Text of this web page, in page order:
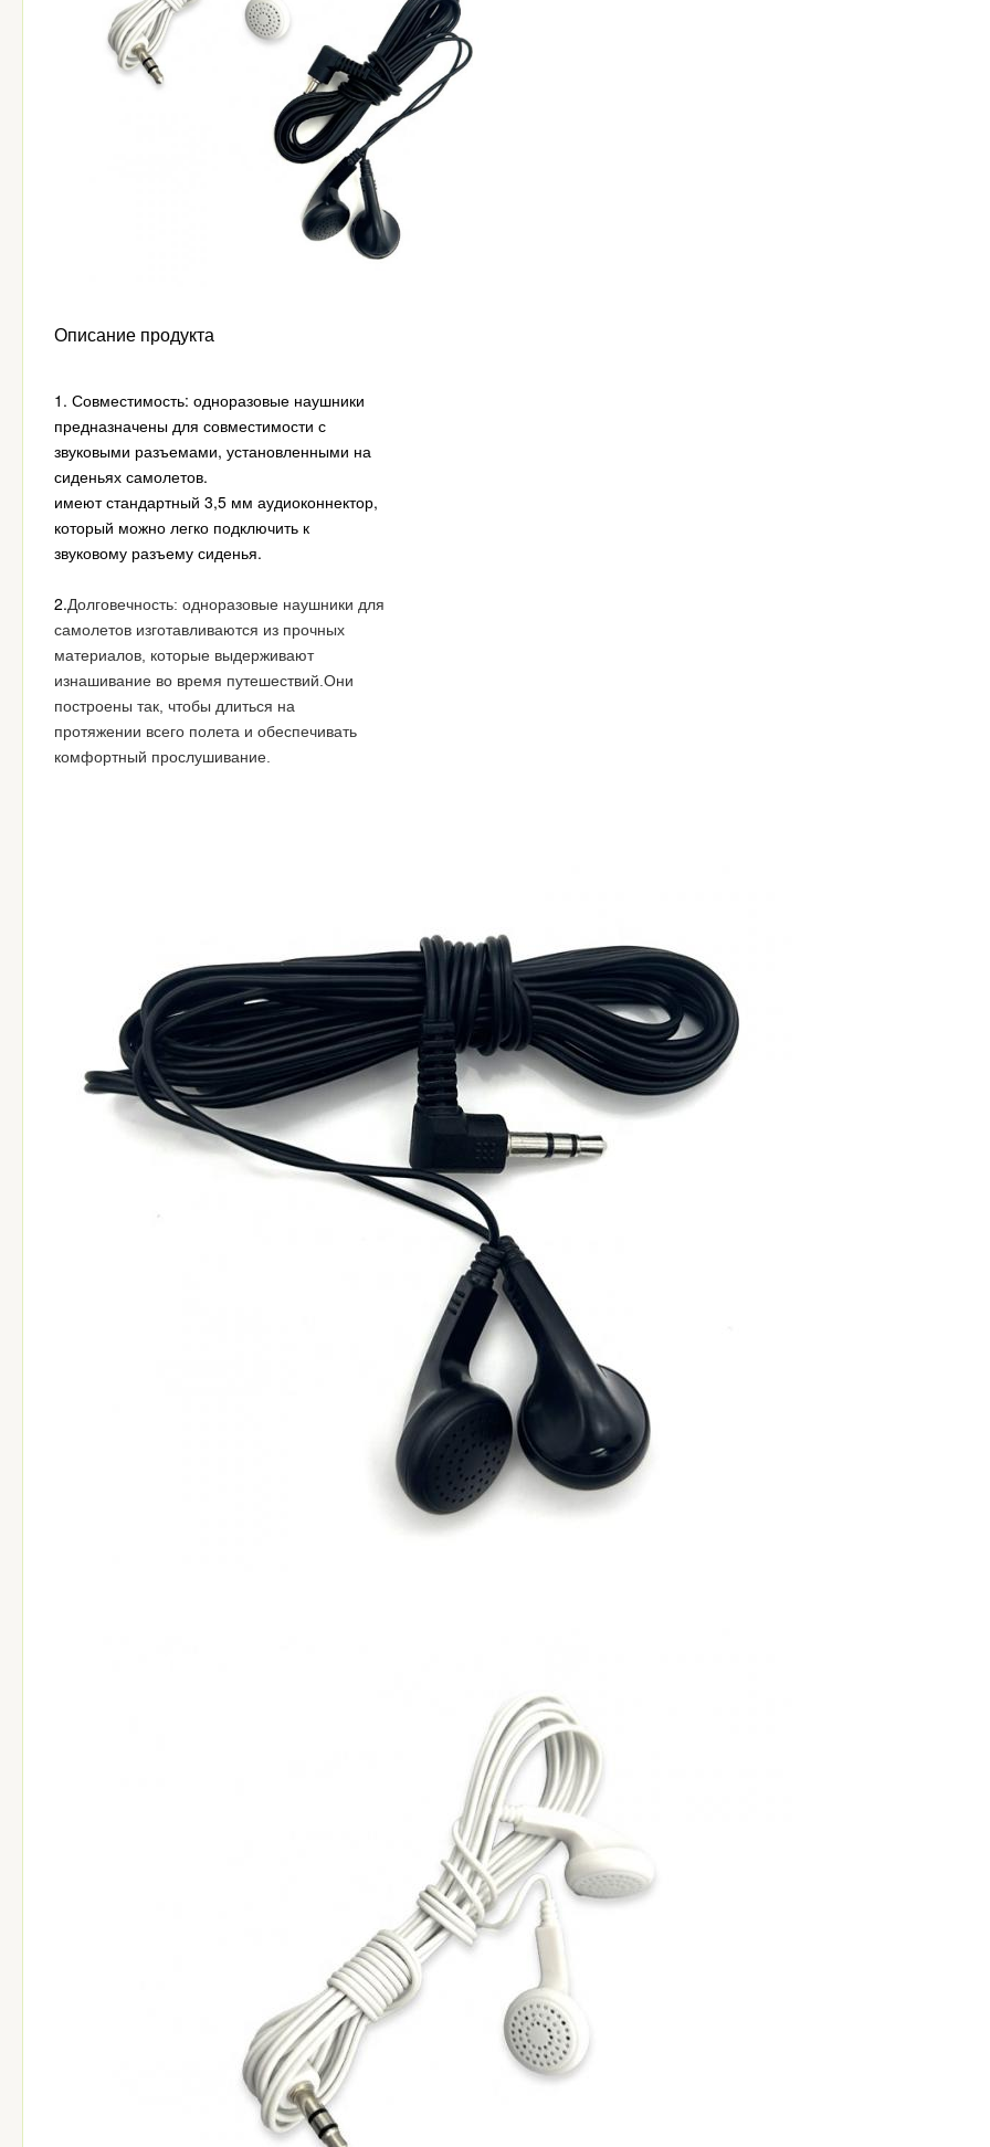
Описание продукта
1. Совместимость: одноразовые наушники
предназначены для совместимости с
звуковыми разъемами, установленными на
сиденьях самолетов.
имеют стандартный 3,5 мм аудиоконнектор,
который можно легко подключить к
звуковому разъему сиденья.
2.Долговечность: одноразовые наушники для
самолетов изготавливаются из прочных
материалов, которые выдерживают
изнашивание во время путешествий.Они
построены так, чтобы длиться на
протяжении всего полета и обеспечивать
комфортный прослушивание.